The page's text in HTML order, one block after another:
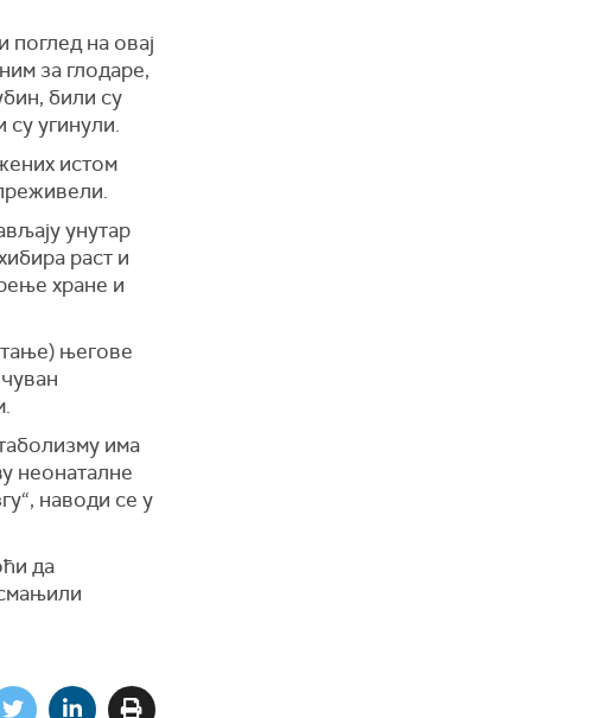
поглед на овај
за глодаре,
били су
угинули.
истом
унутар
раст и
хране и
његове
има
неонаталне
наводи се у
да